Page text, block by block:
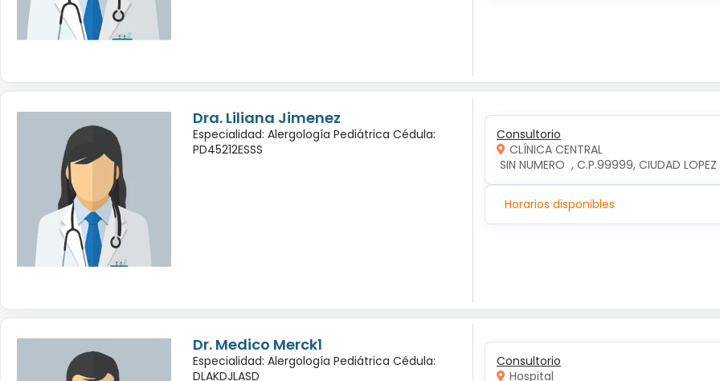
Dra. Liliana Jimenez
Especialidad: Alergología Pediátrica Cédula:
PD45212ESSS
Consultorio
CLÍNICA CENTRAL
SIN NUMERO  , C.P.99999, CIUDAD
Horarios disponibles
Dr. Medico Merck1
Especialidad: Alergología Pediátrica Cédula:
DLAKDJLASD
Consultorio
Hospital